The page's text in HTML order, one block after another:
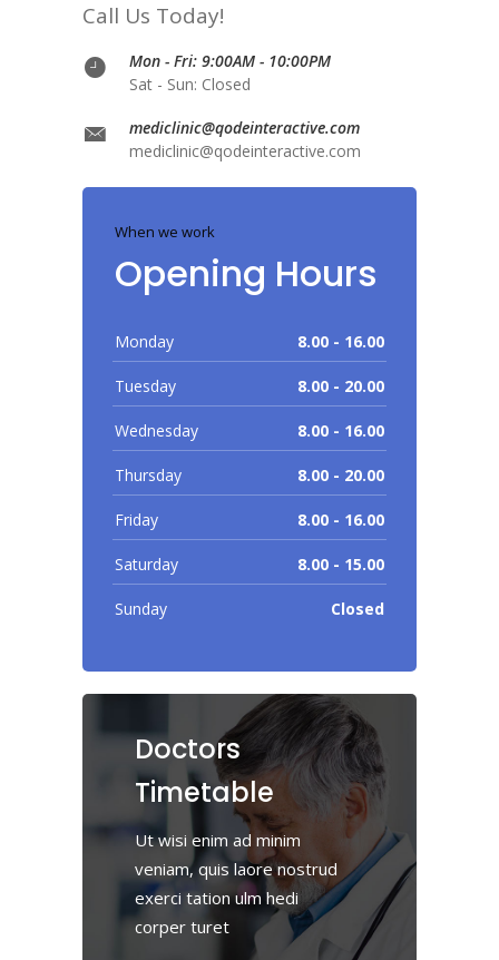
Call Us Today!
Mon - Fri: 9:00AM - 10:00PM
Sat - Sun: Closed
mediclinic@qodeinteractive.com
mediclinic@qodeinteractive.com
When we work
Opening Hours
Monday 8.00 - 16.00
Tuesday 8.00 - 20.00
Wednesday 8.00 - 16.00
Thursday 8.00 - 20.00
Friday 8.00 - 16.00
Saturday 8.00 - 15.00
Sunday Closed
Doctors
Timetable
Ut wisi enim ad minim
veniam, quis laore nostrud
exerci tation ulm hedi
corper turet